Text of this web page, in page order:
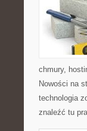
chmury,
Nowości na
technologia
znaleźć tu